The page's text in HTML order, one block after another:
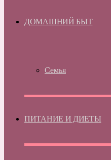
ДОМАШНИЙ БЫТ
Семья
ПИТАНИЕ И ДИЕТЫ